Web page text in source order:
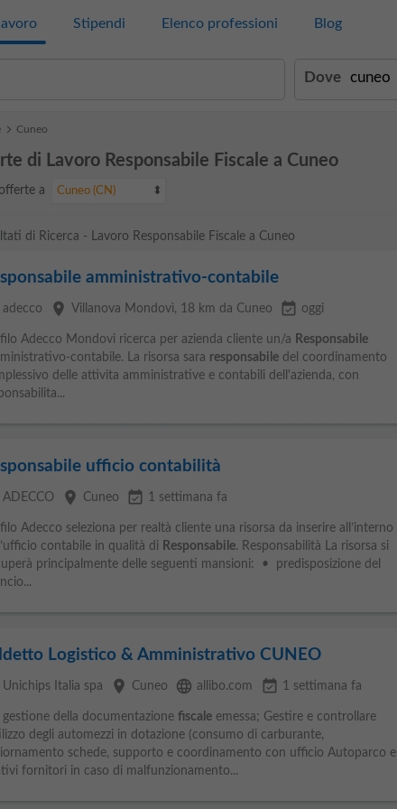
Stipendi Elenco professioni Blog
Dove
Cuneo
di Lavoro Responsabile Fiscale a Cuneo
a Cuneo (CN)
di Ricerca - Lavoro Responsabile Fiscale a Cuneo
amministrativo-contabile
adecco place Villanova Mondovì, 18 km da Cuneo event_available oggi
Adecco Mondovi ricerca per azienda cliente un/a Responsabile
contabile. La risorsa sara responsabiledel coordinamento
delle attivita amministrative e contabili dell'azienda, con
ufficio contabilità
ADECCO place Cuneo event_available 1 settimana fa
Adecco seleziona per realtà cliente una risorsa da inserire all’interno
contabile in qualità di Responsabile. Responsabilità La risorsa si
principalmente delle seguenti mansioni: • predisposizione del
Logistico & Amministrativo CUNEO
Unichips Italia spa place Cuneo language allibo.com event_available 1 settimana fa
gestione della documentazione fiscaleemessa; Gestire e controllare
degli automezzi in dotazione (consumo di carburante,
schede, supporto e coordinamento con ufficio Autoparco e
fornitori in caso di malfunzionamento...